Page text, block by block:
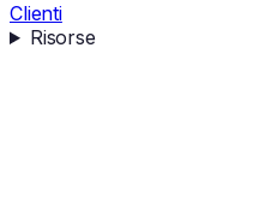
Clienti
Risorse